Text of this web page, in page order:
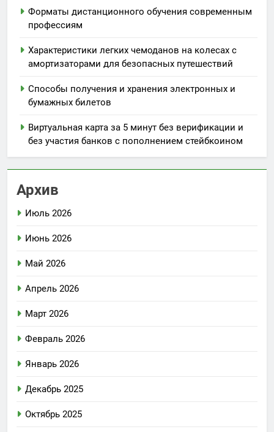
Форматы дистанционного обучения современным
профессиям
Характеристики легких чемоданов на колесах с
амортизаторами для безопасных путешествий
Способы получения и хранения электронных и
бумажных билетов
Виртуальная карта за 5 минут без верификации и
без участия банков с пополнением стейбкоином
Архив
Июль 2026
Июнь 2026
Май 2026
Апрель 2026
Март 2026
Февраль 2026
Январь 2026
Декабрь 2025
Октябрь 2025